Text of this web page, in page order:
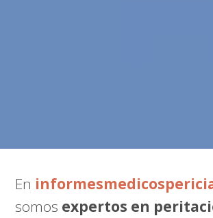
En
somos expertos en